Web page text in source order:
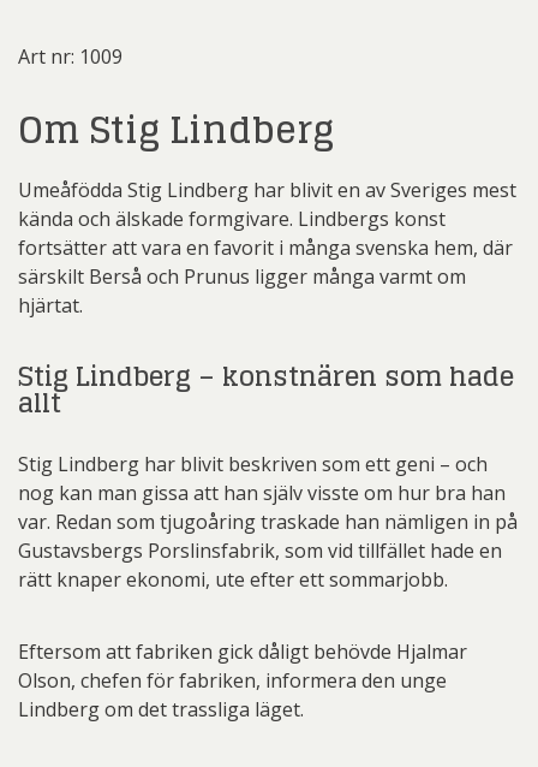
Art nr: 1009
Om Stig Lindberg
Umeåfödda Stig Lindberg har blivit en av Sveriges mest
kända och älskade formgivare. Lindbergs konst
fortsätter att vara en favorit i många svenska hem, där
särskilt Berså och Prunus ligger många varmt om
hjärtat.
Stig Lindberg – konstnären som hade
allt
Stig Lindberg har blivit beskriven som ett geni – och
nog kan man gissa att han själv visste om hur bra han
var. Redan som tjugoåring traskade han nämligen in på
Gustavsbergs Porslinsfabrik, som vid tillfället hade en
rätt knaper ekonomi, ute efter ett sommarjobb.
Eftersom att fabriken gick dåligt behövde Hjalmar
Olson, chefen för fabriken, informera den unge
Lindberg om det trassliga läget.